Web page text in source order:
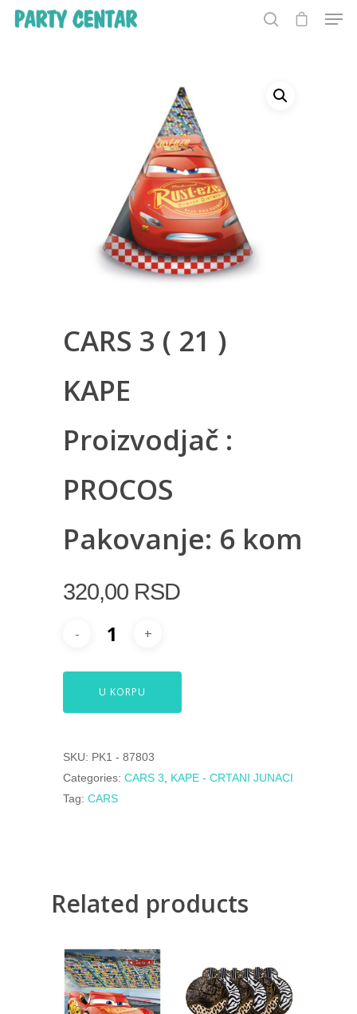
Hit enter to search or ESC to close
CARS 3 ( 21 )
KAPE
Proizvodjač :
PROCOS
Pakovanje: 6 kom
320,00 RSD
U KORPU
SKU: PK1 - 87803
Categories: CARS 3
KAPE - CRTANI JUNACI
Tag: CARS
Related products
300,00RSD 300,00RSD